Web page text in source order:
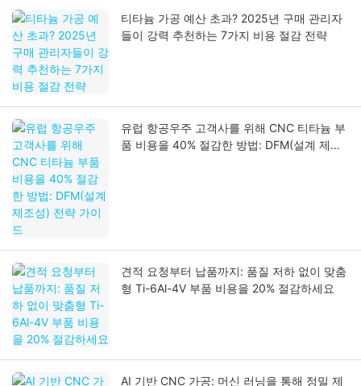
티타늄 가공 예산 초과? 2025년 구매 관리자
들이 강력 추천하는 7가지 비용 절감 전략
유럽 ​​항공우주 고객사를 위해 CNC 티타늄 부
품 비용을 40% 절감한 방법: DFM(설계 제조
견적 요청부터 납품까지: 품질 저하 없이 맞춤
형 Ti-6Al-4V 부품 비용을 20% 절감하세요
AI 기반 CNC 가공: 머신 러닝을 통해 정밀 제